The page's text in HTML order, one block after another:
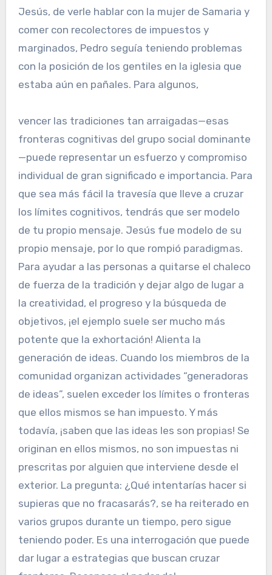
Jesús, de verle hablar con la mujer de Samaria y
comer con recolectores de impuestos y
marginados, Pedro seguía teniendo problemas
con la posición de los gentiles en la iglesia que
estaba aún en pañales. Para algunos,
vencer las tradiciones tan arraigadas—esas
fronteras cognitivas del grupo social dominante
—puede representar un esfuerzo y compromiso
individual de gran significado e importancia. Para
que sea más fácil la travesía que lleve a cruzar
los límites cognitivos, tendrás que ser modelo
de tu propio mensaje. Jesús fue modelo de su
propio mensaje, por lo que rompió paradigmas.
Para ayudar a las personas a quitarse el chaleco
de fuerza de la tradición y dejar algo de lugar a
la creatividad, el progreso y la búsqueda de
objetivos, ¡el ejemplo suele ser mucho más
potente que la exhortación! Alienta la
generación de ideas. Cuando los miembros de la
comunidad organizan actividades “generadoras
de ideas”, suelen exceder los límites o fronteras
que ellos mismos se han impuesto. Y más
todavía, ¡saben que las ideas les son propias! Se
originan en ellos mismos, no son impuestas ni
prescritas por alguien que interviene desde el
exterior. La pregunta: ¿Qué intentarías hacer si
supieras que no fracasarás?, se ha reiterado en
varios grupos durante un tiempo, pero sigue
teniendo poder. Es una interrogación que puede
dar lugar a estrategias que buscan cruzar